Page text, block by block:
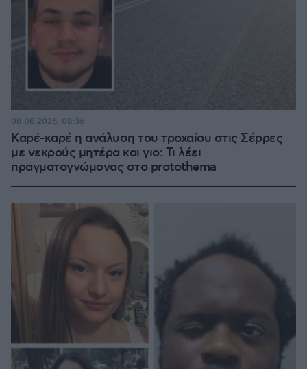
Καρέ-καρέ η ανάλυση του τροχαίου στις Σέρρες
με νεκρούς μητέρα και γιο: Τι λέει
πραγματογνώμονας στο protothema
08.08.2026, 08:36